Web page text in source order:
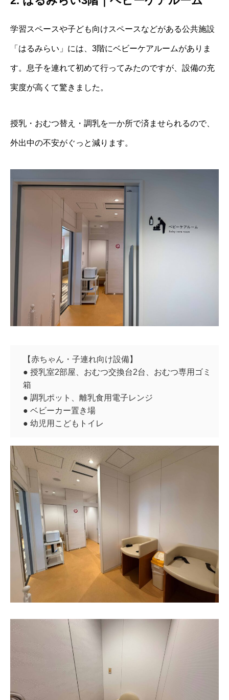
学習スペースや子ども向けスペースなどがある公共施設
「はるみらい」には、3階にベビーケアルームがありま
す。息子を連れて初めて行ってみたのですが、設備の充
実度が高くて驚きました。
授乳・おむつ替え・調乳を一か所で済ませられるので、
外出中の不安がぐっと減ります。
【赤ちゃん・子連れ向け設備】
● 授乳室2部屋、おむつ交換台2台、おむつ専用ゴミ
箱
● 調乳ポット、離乳食用電子レンジ
● ベビーカー置き場
● 幼児用こどもトイレ